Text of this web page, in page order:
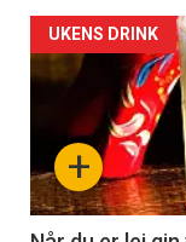
+
UKENS DRINK